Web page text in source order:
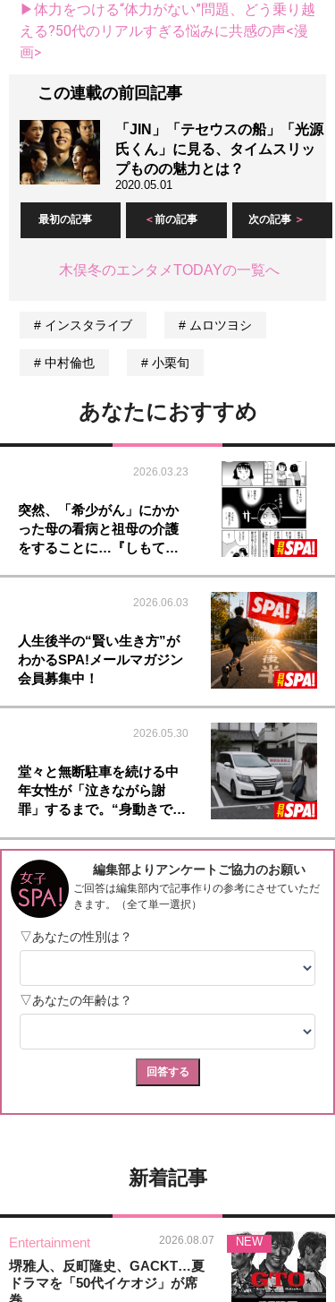
▶体力をつける“体力がない”問題、どう乗り越
える?50代のリアルすぎる悩みに共感の声<漫
画>
この連載の前回記事
「JIN」「テセウスの船」「光源
氏くん」に見る、タイムスリッ
プものの魅力とは？
2020.05.01
最初の記事 前の記事 次の記事
木俣冬のエンタメTODAYの一覧へ
インスタライブ ムロツヨシ
中村倫也 小栗旬
あなたにおすすめ
2026.03.23
突然、「希少がん」にかか
った母の看病と祖母の介護
をすることに…『しもて…
2026.06.03
人生後半の“賢い生き方”が
わかるSPA!メールマガジン
会員募集中！
2026.05.30
堂々と無断駐車を続ける中
年女性が「泣きながら謝
罪」するまで。“身動きで…
新着記事
Entertainment 2026.08.07
堺雅人、反町隆史、GACKT…夏
ドラマを「50代イケオジ」が席
NEW